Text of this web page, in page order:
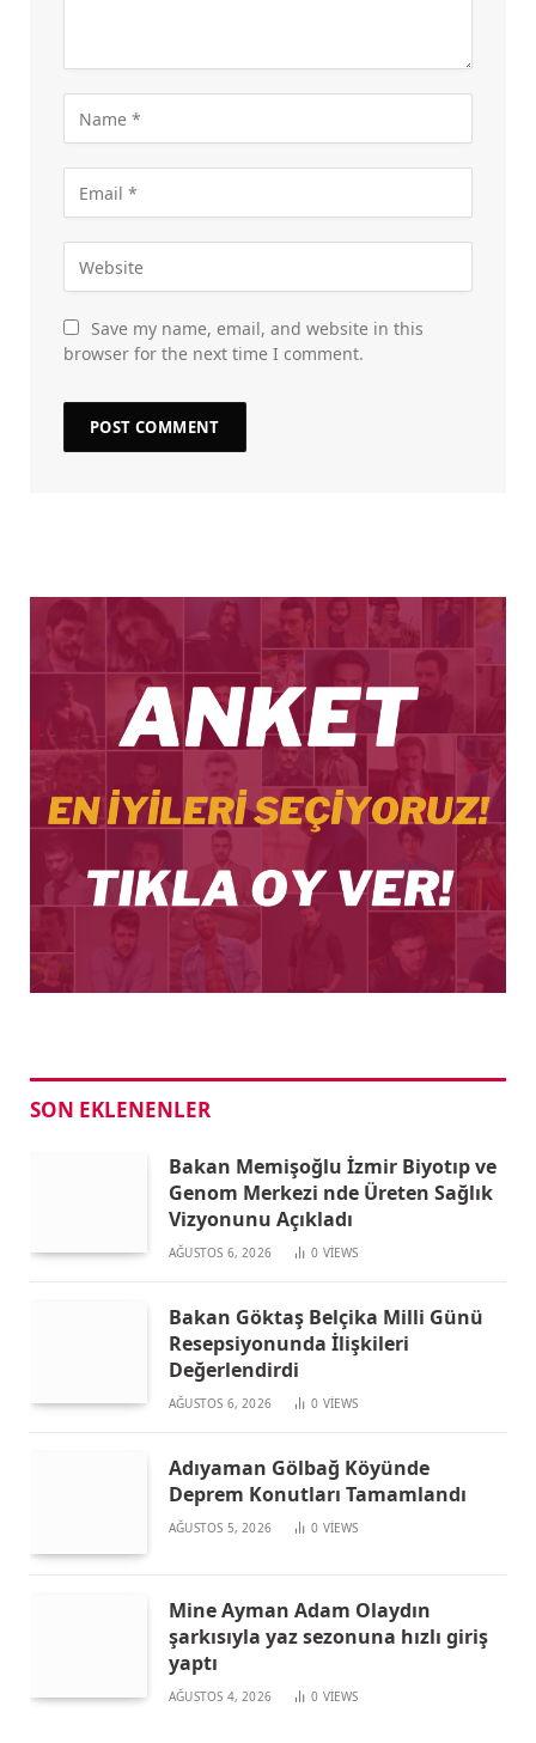
Save my name, email, and website in this
browser for the next time I comment.
SON EKLENENLER
Bakan Memişoğlu İzmir Biyotıp ve
Genom Merkezi nde Üreten Sağlık
Vizyonunu Açıkladı
AĞUSTOS 6, 2026 0 VIEWS
Bakan Göktaş Belçika Milli Günü
Resepsiyonunda İlişkileri
Değerlendirdi
AĞUSTOS 6, 2026 0 VIEWS
Adıyaman Gölbağ Köyünde
Deprem Konutları Tamamlandı
AĞUSTOS 5, 2026 0 VIEWS
Mine Ayman Adam Olaydın
şarkısıyla yaz sezonuna hızlı giriş
yaptı
AĞUSTOS 4, 2026 0 VIEWS